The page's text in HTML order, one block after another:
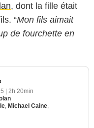
, dont la fille était
“Mon fils aimait
de fourchette en
| 2h 20min
Michael Caine